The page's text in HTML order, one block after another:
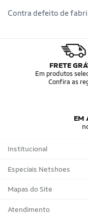
Contra defeito de
FRETE
Em produtos
Confira as
EM
Institucional
Sobre a Netshoes
Política de Privacidade
Programa de Afiliados
Especiais Netshoes
Suplementos
Corrida
Mapas do Site
Marcas
Atendimento